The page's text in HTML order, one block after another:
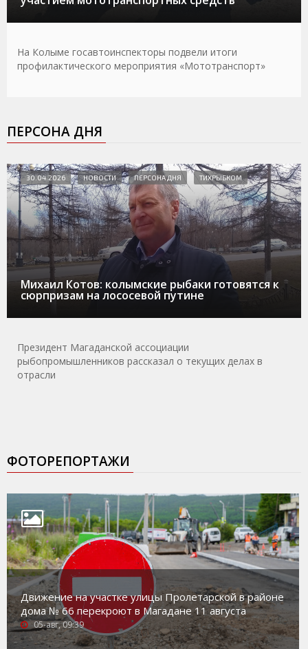
На Колыме госавтоинспекторы подвели итоги
профилактического мероприятия «Мототранспорт»
ПЕРСОНА ДНЯ
Михаил Котов: колымские рыбаки готовятся к
сюрпризам на лососевой путине
30.04.2026 НОВОСТИ ПЕРСОНА ДНЯ ТИХРЫБКОМ
Президент Магаданской ассоциации
рыбопромышленников рассказал о текущих делах в
отрасли
ФОТОРЕПОРТАЖИ
Движение на участке улицы Пролетарской в районе
дома № 66 перекроют в Магадане 11 августа
05-авг, 09:39